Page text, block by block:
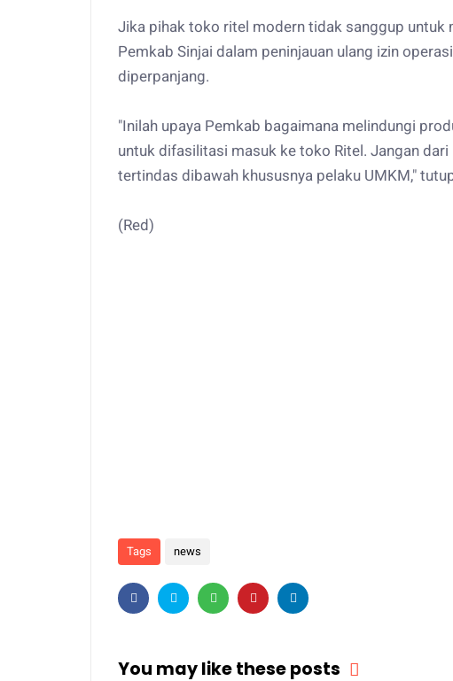
Jika pihak toko ritel modern tidak sanggup untuk
Pemkab Sinjai dalam peninjauan ulang izin
diperpanjang.
"Inilah upaya Pemkab bagaimana melindungi
untuk difasilitasi masuk ke toko Ritel. Jangan
tertindas dibawah khususnya pelaku UMKM,"
(Red)
Tags news
You may like these posts